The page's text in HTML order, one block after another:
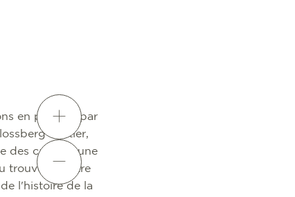
en passant par
Dattler,
des canons, une
trouveras entre
l'histoire de la